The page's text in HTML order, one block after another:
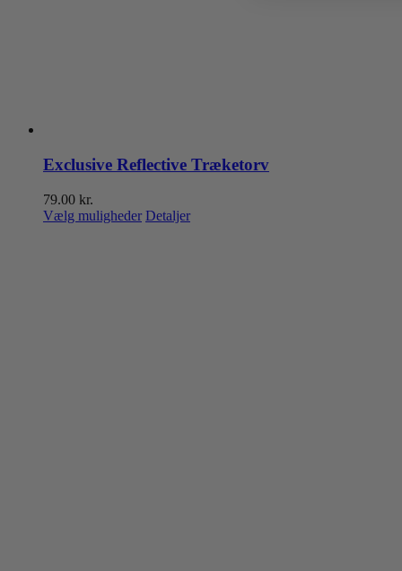
Exclusive Reflective Træketorv
79.00 kr.
Vælg muligheder Dette
Detaljer